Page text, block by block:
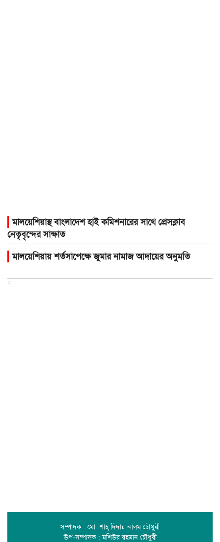
মালয়েশিয়াস্থ বাংলাদেশ হাই কমিশনারের সাথে প্রেসক্লাব
নেতৃবৃন্দের সাক্ষাত
মালয়েশিয়ায় শর্তসাপেক্ষে জুমার নামাজ আদায়ের অনুমতি
::
সম্পাদক : মো. শাহ্ দিদার আলম চৌধুরী
উপ-সম্পাদক : মশিউর রহমান চৌধুরী